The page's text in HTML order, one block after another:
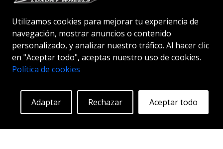
Utilizamos cookies para mejorar tu experiencia de
navegación, mostrar anuncios o contenido
personalizado, y analizar nuestro tráfico. Al hacer clic
en "Aceptar todo", aceptas nuestro uso de cookies.
Política de cookies
Aceptar todo
Rechazar
Adaptar
Empezando en:
261€ Más información